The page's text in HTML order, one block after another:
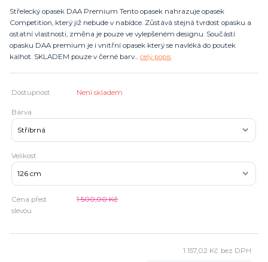
Střelecký opasek DAA Premium Tento opasek nahrazuje opasek
Competition, který již nebude v nabídce. Zůstává stejná tvrdost opasku a
ostatní vlastnosti, změna je pouze ve vylepšeném designu. Součástí
opasku DAA premium je i vnitřní opasek který se navléká do poutek
kalhot. SKLADEM pouze v černé barv... celý popis
Dostupnost Není skladem
Barva
Velikost
Cena před
slevou
1 500,00 Kč
1 157,02 Kč bez DPH